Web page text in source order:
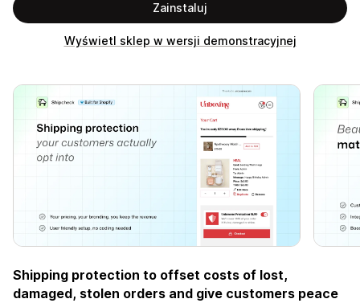
Zainstaluj
Wyświetl sklep w wersji demonstracyjnej
Shipping protection to offset costs of lost,
damaged, stolen orders and give customers peace